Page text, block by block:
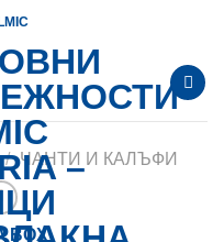
/ ЧАНТИ И КАЛЪФИ